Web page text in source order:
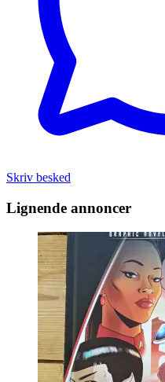
Skriv besked
Lignende annoncer